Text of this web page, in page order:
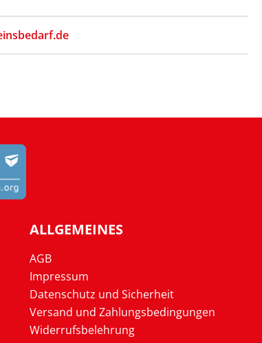
ALLGEMEINES
AGB
Impressum
Datenschutz und Sicherheit
Versand und Zahlungsbedingungen
Widerrufsbelehrung